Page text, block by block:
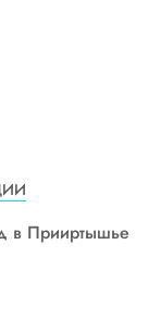
в Прииртышье